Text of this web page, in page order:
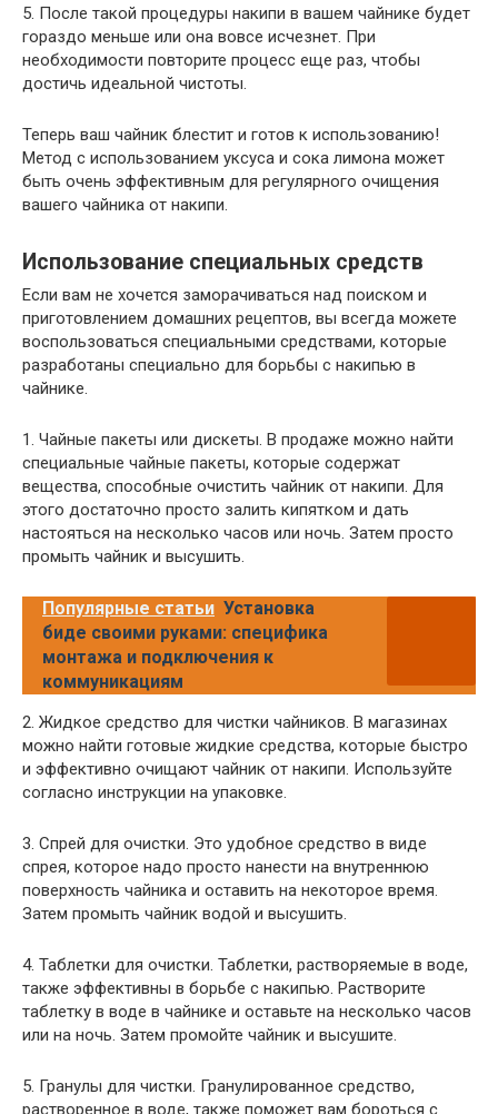
5. После такой процедуры накипи в вашем чайнике будет
гораздо меньше или она вовсе исчезнет. При
необходимости повторите процесс еще раз, чтобы
достичь идеальной чистоты.
Теперь ваш чайник блестит и готов к использованию!
Метод с использованием уксуса и сока лимона может
быть очень эффективным для регулярного очищения
вашего чайника от накипи.
Использование специальных средств
Если вам не хочется заморачиваться над поиском и
приготовлением домашних рецептов, вы всегда можете
воспользоваться специальными средствами, которые
разработаны специально для борьбы с накипью в
чайнике.
1. Чайные пакеты или дискеты. В продаже можно найти
специальные чайные пакеты, которые содержат
вещества, способные очистить чайник от накипи. Для
этого достаточно просто залить кипятком и дать
настояться на несколько часов или ночь. Затем просто
промыть чайник и высушить.
Популярные статьи Установка
биде своими руками: специфика
монтажа и подключения к
коммуникациям
2. Жидкое средство для чистки чайников. В магазинах
можно найти готовые жидкие средства, которые быстро
и эффективно очищают чайник от накипи. Используйте
согласно инструкции на упаковке.
3. Спрей для очистки. Это удобное средство в виде
спрея, которое надо просто нанести на внутреннюю
поверхность чайника и оставить на некоторое время.
Затем промыть чайник водой и высушить.
4. Таблетки для очистки. Таблетки, растворяемые в воде,
также эффективны в борьбе с накипью. Растворите
таблетку в воде в чайнике и оставьте на несколько часов
или на ночь. Затем промойте чайник и высушите.
5. Гранулы для чистки. Гранулированное средство,
растворенное в воде, также поможет вам бороться с